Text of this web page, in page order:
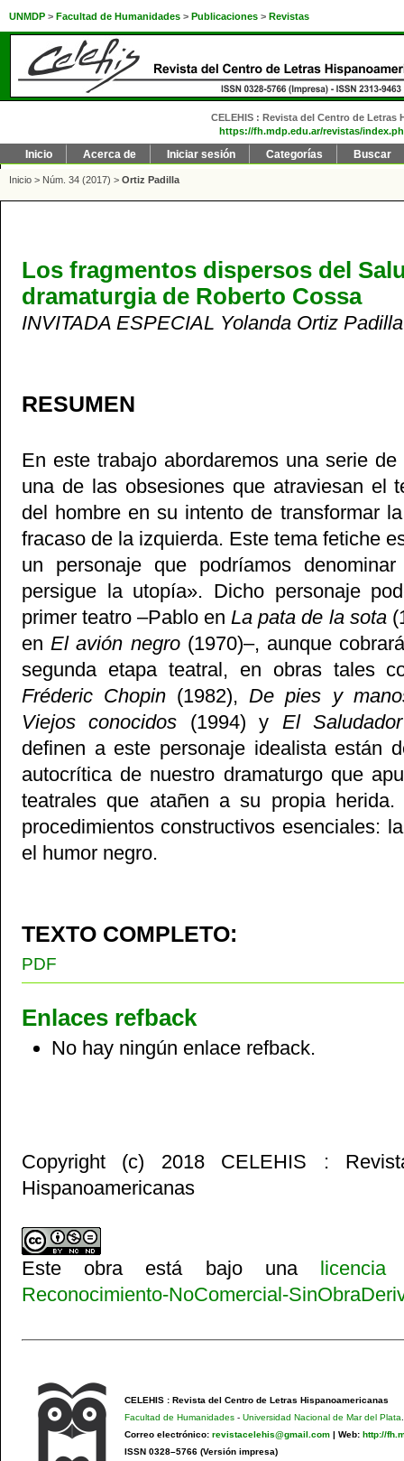
UNMDP > Facultad de Humanidades > Publicaciones > Revistas
CELEHIS : Revista del Centro de
https://fh.mdp.edu.ar/revistas/
Inicio Acerca de Iniciar sesión Categorías Buscar
Inicio > Núm. 34 (2017) > Ortiz Padilla
Los fragmentos dispersos del
dramaturgia de Roberto Cossa
INVITADA ESPECIAL Yolanda Ortiz Padilla
RESUMEN
En este trabajo abordaremos una serie
una de las obsesiones que atraviesan el
del hombre en su intento de transformar
fracaso de la izquierda. Este tema fetiche
un personaje que podríamos
persigue la utopía». Dicho personaje
primer teatro –Pablo en La pata de la sota
en El avión negro (1970)–, aunque
segunda etapa teatral, en obras tales
Fréderic Chopin (1982), De pies y
Viejos conocidos (1994) y El
definen a este personaje idealista están
autocrítica de nuestro dramaturgo que
teatrales que atañen a su propia
procedimientos constructivos esenciales:
el humor negro.
TEXTO COMPLETO:
PDF
Enlaces refback
No hay ningún enlace refback.
Copyright (c) 2018 CELEHIS :
Hispanoamericanas
Este obra está bajo una
Reconocimiento-NoComercial-
CELEHIS : Revista del Centro de Letras Hispanoamericanas
Facultad de Humanidades- Universidad Nacional de Mar del Plata
Correo electrónico: revistacelehis@gmail.com| Web: http://
ISSN 0328–5766 (Versión impresa)